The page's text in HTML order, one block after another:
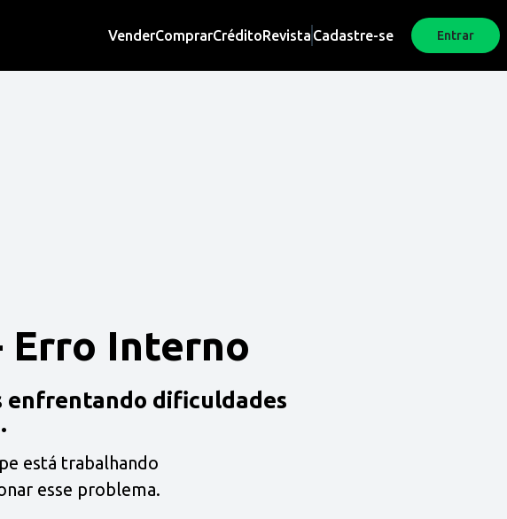
VenderComprarCréditoRevista Cadastre-se Entrar
Erro Interno
enfrentando dificuldades
está trabalhando
esse problema.